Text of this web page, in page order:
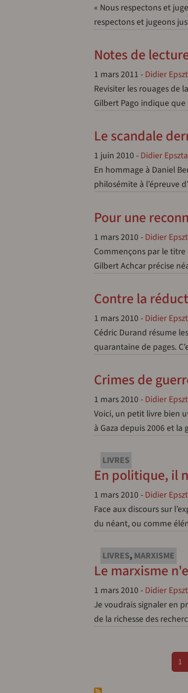
« Nous respectons et
respectons et jugeons
Notes de
1 mars 2011 - Didier
Revisiter les rouages de
Gilbert Pago indique
Le scandale
1 juin 2010 - Didier
En hommage à Daniel
philosémite à l’épreuve
Pour une
1 mars 2010 - Didier
Commençons par le titre
Gilbert Achcar précise
Contre la
1 mars 2010 - Didier
Cédric Durand résume
quarantaine de pages.
Crimes de
1 mars 2010 - Didier
Voici, un petit livre bien
à Gaza depuis 2006 et
LIVRES
En politique, il
1 mars 2010 - Didier
Face aux discours sur
du néant, ou comme
LIVRES, MARXISME
Le marxisme
1 mars 2010 - Didier
Je voudrais signaler en
de la richesse des
Page
1